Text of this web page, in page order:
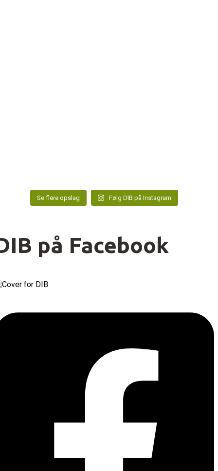
Se flere opslag Følg DIB på Instagram
på Facebook